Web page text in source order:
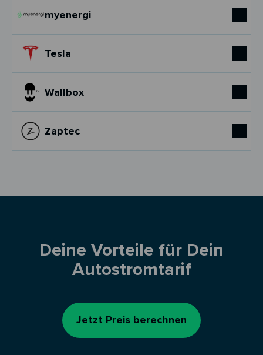
myenergi
Tesla
Wallbox
Zaptec
Deine Vorteile für Dein
Autostromtarif
Jetzt Preis berechnen